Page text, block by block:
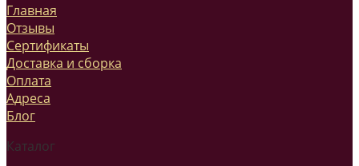
Главная
Отзывы
Сертификаты
Доставка и сборка
Оплата
Адреса
Блог
Каталог